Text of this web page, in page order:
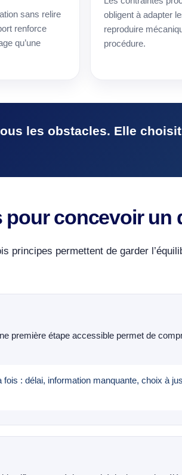
sans relire
renforce
qu’une
obligent à adapter
reproduire
procédure.
les obstacles. Elle
concevoir un
principes permettent de garder
première étape accessible permet de
: délai, information manquante, choix à